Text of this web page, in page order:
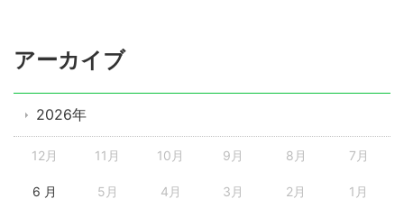
アーカイブ
2026年
12月 11月 10月 9月 8月 7月
6 月 5月 4月 3月 2月 1月